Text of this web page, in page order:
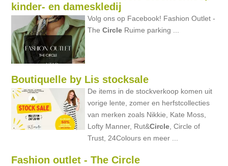
kinder- en dameskledij
Volg ons op Facebook! Fashion Outlet -
TheCircle Ruime parking ...
Boutiquelle by Lis stocksale
De items in de stockverkoop komen uit
vorige lente, zomer en herfstcollecties
van merken zoals Nikkie, Kate Moss,
Lofty Manner, Rut&Circle , Circle of
Trust, 24Colours en meer ...
Fashion outlet - The Circle